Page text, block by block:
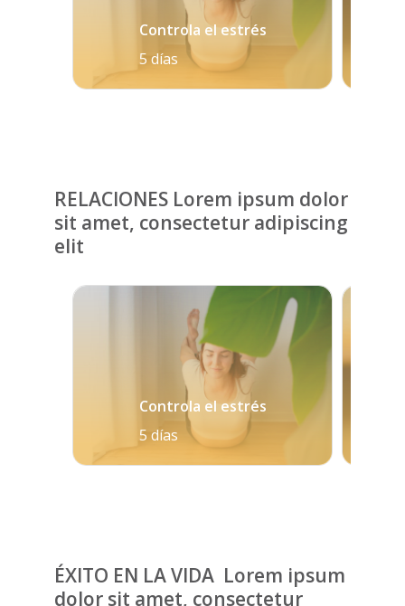
Controla el estrés
5 días
RELACIONES Lorem ipsum dolor
sit amet, consectetur adipiscing
elit
Controla el estrés
5 días
ÉXITO EN LA VIDA Lorem ipsum
dolor sit amet, consectetur